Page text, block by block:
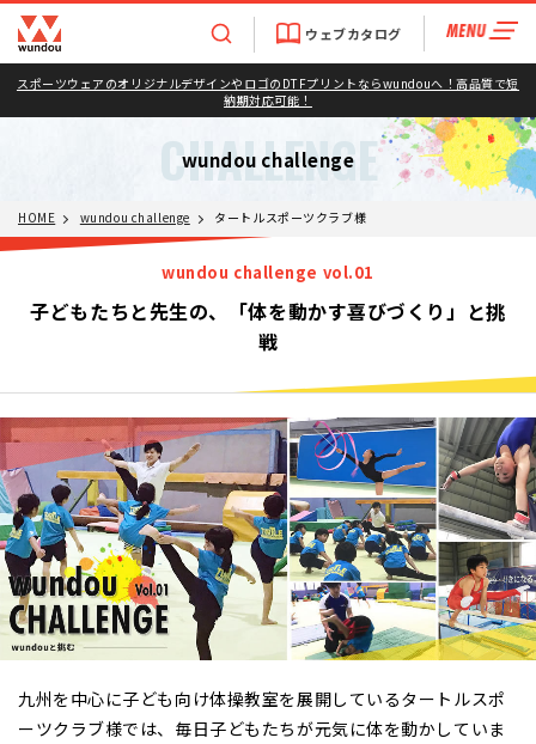
スポーツウェアのオリジナルデザインやロゴのDTFプリントならwundouへ！高品質で短
納期対応可能！
ウェブカタログ
wundou challenge
CHALLENGE
HOME wundou challenge タートルスポーツクラブ様
wundou challenge vol.01
子どもたちと先生の、「体を動かす喜びづくり」と挑
戦
九州を中心に子ども向け体操教室を展開しているタートルスポ
ーツクラブ様では、毎日子どもたちが元気に体を動かしていま